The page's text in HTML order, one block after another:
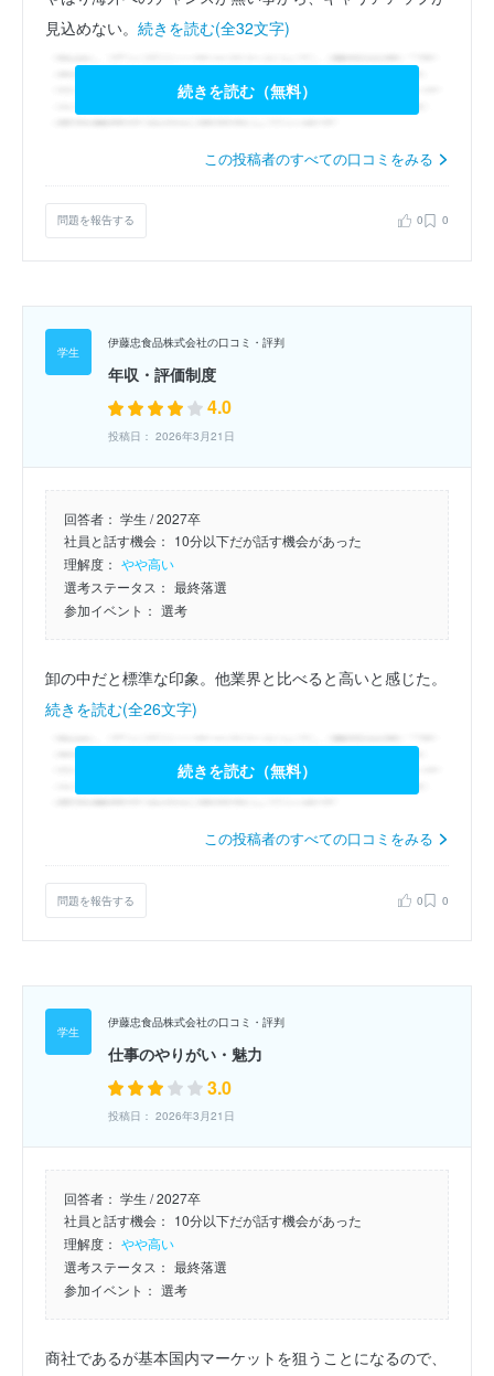
見込めない。 続きを読む(全32文字)
続きを読む（無料）
この投稿者のすべての口コミをみる
問題を報告する 0 0
伊藤忠食品株式会社の口コミ・評判
年収・評価制度
4.0
投稿日： 2026年3月21日
回答者： 学生 / 2027卒
社員と話す機会： 10分以下だが話す機会があった
理解度： やや高い
選考ステータス： 最終落選
参加イベント： 選考
卸の中だと標準な印象。他業界と比べると高いと感じた。
続きを読む(全26文字)
続きを読む（無料）
この投稿者のすべての口コミをみる
問題を報告する 0 0
伊藤忠食品株式会社の口コミ・評判
仕事のやりがい・魅力
3.0
投稿日： 2026年3月21日
回答者： 学生 / 2027卒
社員と話す機会： 10分以下だが話す機会があった
理解度： やや高い
選考ステータス： 最終落選
参加イベント： 選考
商社であるが基本国内マーケットを狙うことになるので、